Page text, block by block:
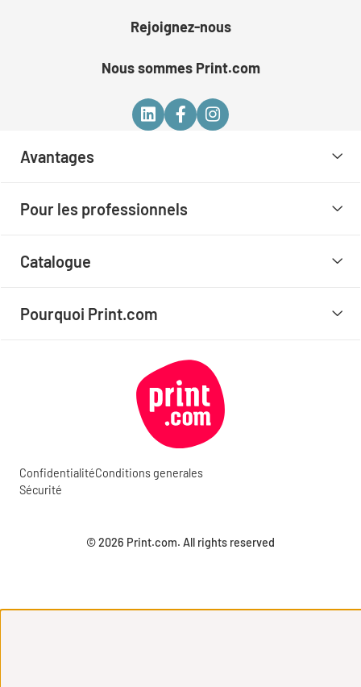
Rejoignez-nous
Nous sommes Print.com
Avantages
Pour les professionnels
Catalogue
Pourquoi Print.com
© 2026 Print.com. All rights reserved
ConfidentialitéConditions generales
Sécurité